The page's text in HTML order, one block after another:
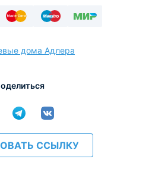
дома Адлера
ССЫЛКУ